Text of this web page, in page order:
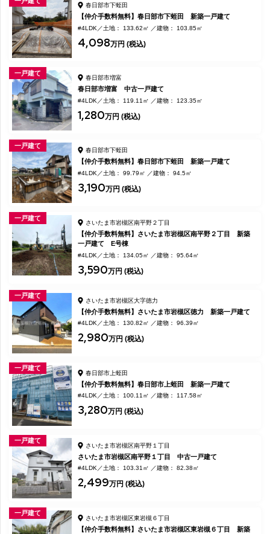
春日部市下蛭田
【仲介手数料無料】春日部市下蛭田 新築一戸建て
#4LDK 土地： 133.62㎡ 建物： 103.85㎡
4,098万円 (税込)
一戸建て
春日部市増富
春日部市増富 中古一戸建て
#4LDK 土地： 119.11㎡ 建物： 123.35㎡
1,280万円 (税込)
一戸建て
春日部市下蛭田
【仲介手数料無料】春日部市下蛭田 新築一戸建て
#4LDK 土地： 99.79㎡ 建物： 94.5㎡
3,190万円 (税込)
一戸建て
さいたま市岩槻区南平野２丁目
【仲介手数料無料】さいたま市岩槻区南平野２丁目 新築
一戸建て E号棟
#4LDK 土地： 134.05㎡ 建物： 95.64㎡
3,590万円 (税込)
一戸建て
さいたま市岩槻区大字徳力
【仲介手数料無料】さいたま市岩槻区徳力 新築一戸建て
#4LDK 土地： 130.82㎡ 建物： 96.39㎡
2,980万円 (税込)
一戸建て
春日部市上蛭田
【仲介手数料無料】春日部市上蛭田 新築一戸建て
#4LDK 土地： 100.11㎡ 建物： 117.58㎡
3,280万円 (税込)
一戸建て
さいたま市岩槻区南平野１丁目
さいたま市岩槻区南平野１丁目 中古一戸建て
#4LDK 土地： 103.31㎡ 建物： 82.38㎡
2,499万円 (税込)
一戸建て
さいたま市岩槻区東岩槻６丁目
【仲介手数料無料】さいたま市岩槻区東岩槻６丁目 新築